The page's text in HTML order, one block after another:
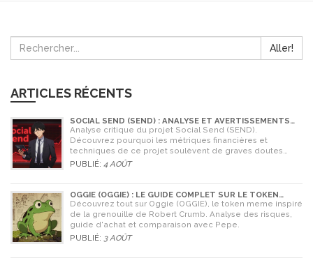
Aller!
ARTICLES RÉCENTS
SOCIAL SEND (SEND) : ANALYSE ET AVERTISSEMENTS
CRITIQUES POUR 2026
Analyse critique du projet Social Send (SEND).
Découvrez pourquoi les métriques financières et
techniques de ce projet soulèvent de graves doutes
quant à sa légitimité en 2026.
PUBLIÉ: 4 AOÛT
OGGIE (OGGIE) : LE GUIDE COMPLET SUR LE TOKEN
MEME DE LA GRENOUILLE
Découvrez tout sur Oggie (OGGIE), le token meme inspiré
de la grenouille de Robert Crumb. Analyse des risques,
guide d'achat et comparaison avec Pepe.
PUBLIÉ: 3 AOÛT